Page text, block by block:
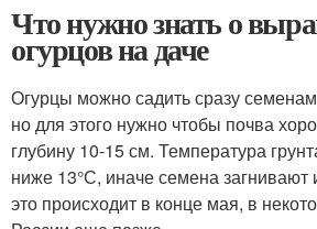
Что нужно знать о
огурцов на даче
Огурцы можно садить сразу
но для этого нужно чтобы почва
глубину 10-15 см. Температура
ниже 13°С, иначе семена загнивают
это происходит в конце мая, в